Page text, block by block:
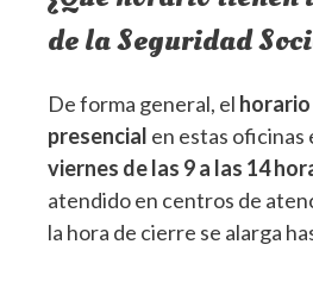
de la Seguridad
De forma general, el
presencial en estas oficinas
viernes de las 9 a las 14
atendido en centros de
la hora de cierre se alarga